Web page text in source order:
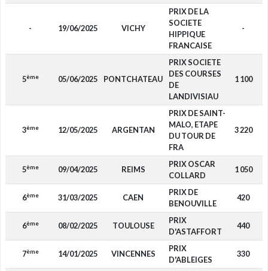
- 19/06/2025 VICHY
PRIX DE LA
SOCIETE
HIPPIQUE
FRANCAISE
-
5ème 05/06/2025 PONTCHATEAU
PRIX SOCIETE
DES COURSES
DE
LANDIVISIAU
1 100
3ème 12/05/2025 ARGENTAN
PRIX DE SAINT-
MALO, ETAPE
DU TOUR DE
FRA
3 220
5ème 09/04/2025 REIMS
PRIX OSCAR
COLLARD
1 050
6ème 31/03/2025 CAEN
PRIX DE
BENOUVILLE
420
6ème 08/02/2025 TOULOUSE
PRIX
D'ASTAFFORT
440
7ème 14/01/2025 VINCENNES
PRIX
D'ABLEIGES
330